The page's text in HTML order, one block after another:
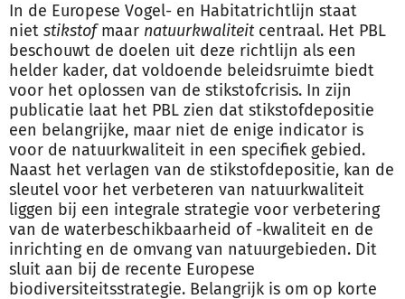
In de Europese Vogel- en Habitatrichtlijn staat
niet stikstofmaar natuurkwaliteitcentraal. Het PBL
beschouwt de doelen uit deze richtlijn als een
helder kader, dat voldoende beleidsruimte biedt
voor het oplossen van de stikstofcrisis. In zijn
publicatie laat het PBL zien dat stikstofdepositie
een belangrijke, maar niet de enige indicator is
voor de natuurkwaliteit in een specifiek gebied.
Naast het verlagen van de stikstofdepositie, kan de
sleutel voor het verbeteren van natuurkwaliteit
liggen bij een integrale strategie voor verbetering
van de waterbeschikbaarheid of -kwaliteit en de
inrichting en de omvang van natuurgebieden. Dit
sluit aan bij de recente Europese
biodiversiteitsstrategie. Belangrijk is om op korte